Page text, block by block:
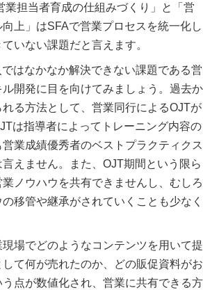
業担当者育成の仕組みづくり」と「営
上」はSFAで営業プロセスを統一化し
いない課題だと言えます。
はなかなか解決できない課題である営
開発に目を向けてみましょう。過去か
る方法として、営業同行によるOJTが
は指導者によってトレーニング内容の
業成績優秀者のベストプラクティクス
えません。また、OJT期間という限ら
ノウハウを共有できませんし、むしろ
移管や継承がされていくことも少なく
現場でどのようなコンテンツを用いて提
て何が売れたのか、どの販促資料がお
点が数値化され、営業に共有できる方